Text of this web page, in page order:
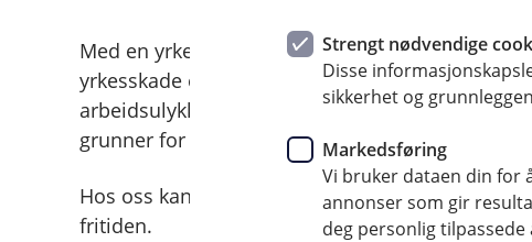
Med en yrkesskadeforsikring får de ansatte
yrkesskade eller yrkessykdom. Om den ansatte
arbeidsulykke, utbetales erstatningen til de
grunner for at alle ansatte skal ha denne
Hos oss kan du også utvide den lovpålagte
fritiden.
Strengt nødvendige
Disse
sikkerhet og
Markedsføring
Vi bruker dataen din for
annonser som gir
deg personlig